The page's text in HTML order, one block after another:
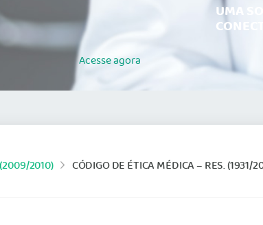
Acesseagora
UMA
2010) CÓDIGO DE ÉTICA MÉDICA – RES.